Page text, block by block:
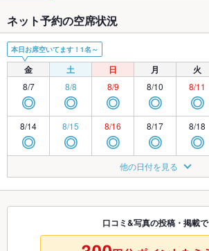
ネット予約の空席状況
本日お席空いてます！1名～
金 土 日 月 火
8/7
◎
8/8
◎
8/9
◎
8/10
◎
8/11
◎
8/14
◎
8/15
◎
8/16
◎
8/17
◎
8/18
◎
◎ ◎
8/23
◎
8/24
◎
8/25
◎
8/28 8/29 8/30
◎
8/31
◎
9/1
◎
9/6
他の日付を見る
口コミ&写真の投稿・掲載で